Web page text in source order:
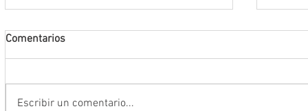
Comentarios
Escribir un comentario...